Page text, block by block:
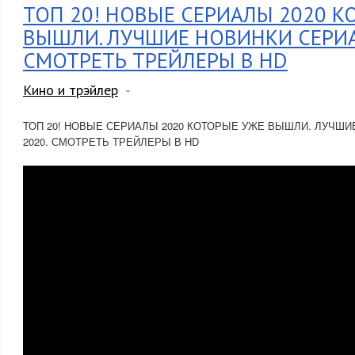
ТОП 20! НОВЫЕ СЕРИАЛЫ 2020
ВЫШЛИ. ЛУЧШИЕ НОВИНКИ
СМОТРЕТЬ ТРЕЙЛЕРЫ В HD
Кино и трэйлер
ТОП 20! НОВЫЕ СЕРИАЛЫ 2020 КОТОРЫЕ УЖЕ ВЫШЛИ.
2020. СМОТРЕТЬ ТРЕЙЛЕРЫ В HD